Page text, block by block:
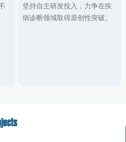
坚持自主研发投入，力争在疾
病诊断领域取得原创性突破。